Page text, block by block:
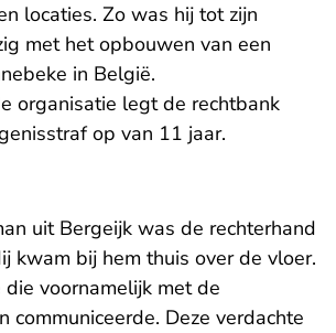
locaties. Zo was hij tot zijn
met het opbouwen van een
in België.
organisatie legt de rechtbank
op van 11 jaar.
uit Bergeijk was de rechterhand
kwam bij hem thuis over de vloer.
voornamelijk met de
communiceerde. Deze verdachte